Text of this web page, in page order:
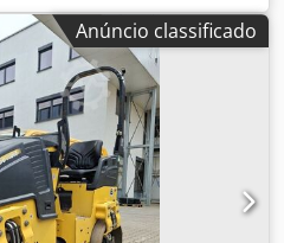
Anúncio classificado